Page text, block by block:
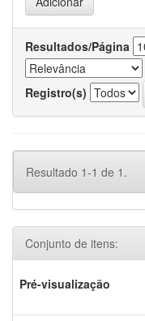
Resultados/Página
Registro(s)
Resultado 1-1 de 1.
Conjunto de itens:
Pré-visualização